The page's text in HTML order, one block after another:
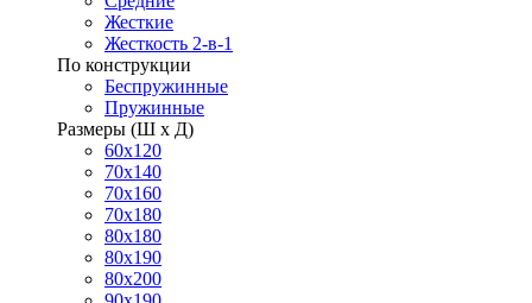
Жесткие
Жесткость 2-в-1
По конструкции
Беспружинные
Пружинные
Размеры (Ш х Д)
60х120
70х140
70х160
70х180
80х180
80х190
80х200